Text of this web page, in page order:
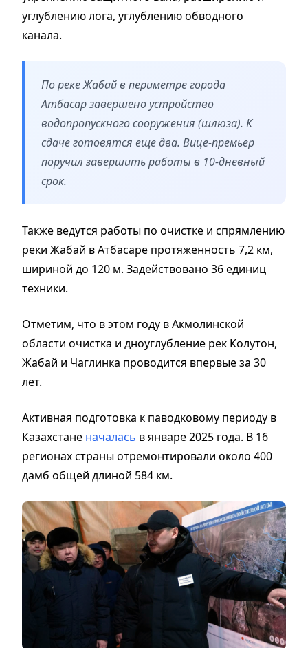
углублению лога, углублению обводного
канала.
По реке Жабай в периметре города
Атбасар завершено устройство
водопропускного сооружения (шлюза). К
сдаче готовятся еще два. Вице-премьер
поручил завершить работы в 10-дневный
срок.
Также ведутся работы по очистке и спрямлению
реки Жабай в Атбасаре протяженность 7,2 км,
шириной до 120 м. Задействовано 36 единиц
техники.
Отметим, что в этом году в Акмолинской
области очистка и дноуглубление рек Колутон,
Жабай и Чаглинка проводится впервые за 30
лет.
Активная подготовка к паводковому периоду в
Казахстане началась в январе 2025 года. В 16
регионах страны отремонтировали около 400
дамб общей длиной 584 км.